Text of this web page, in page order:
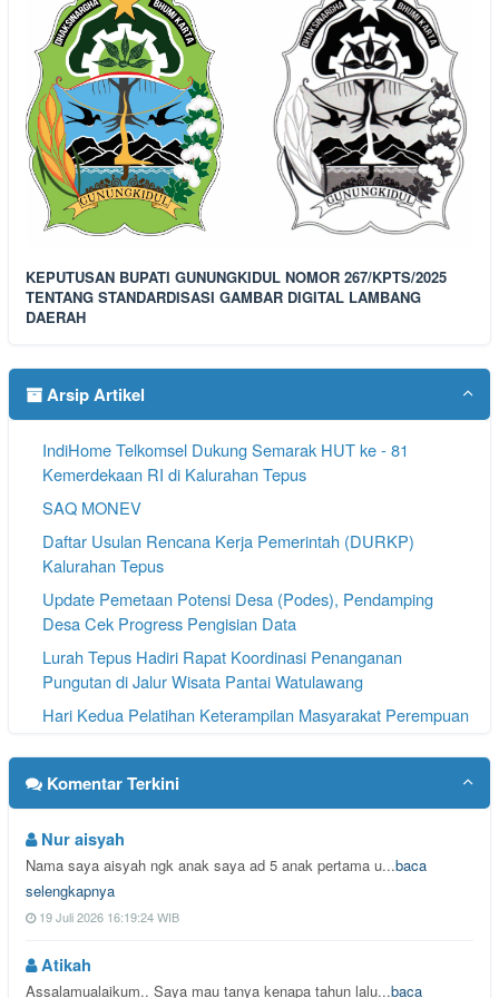
KEPUTUSAN BUPATI GUNUNGKIDUL NOMOR 267/KPTS/2025
TENTANG STANDARDISASI GAMBAR DIGITAL LAMBANG
DAERAH
Arsip Artikel
IndiHome Telkomsel Dukung Semarak HUT ke - 81
Kemerdekaan RI di Kalurahan Tepus
SAQ MONEV
Daftar Usulan Rencana Kerja Pemerintah (DURKP)
Kalurahan Tepus
Update Pemetaan Potensi Desa (Podes), Pendamping
Desa Cek Progress Pengisian Data
Lurah Tepus Hadiri Rapat Koordinasi Penanganan
Pungutan di Jalur Wisata Pantai Watulawang
Hari Kedua Pelatihan Keterampilan Masyarakat Perempuan
BPR BDG Siap Dukung Semarak Peringatan HUT ke-81
Komentar Terkini
Nur aisyah
Nama saya aisyah ngk anak saya ad 5 anak pertama u...baca
selengkapnya
19 Juli 2026 16:19:24 WIB
Atikah
Assalamualaikum.. Saya mau tanya kenapa tahun lalu...baca